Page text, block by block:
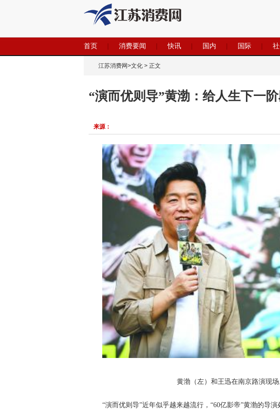
首页 | 消费要闻 | 快讯 | 国内 | 国际 |
江苏消费网>文化 > 正文
“演而优则导”黄渤：给人生下一
来源：
黄渤（左）和王迅在南京路演现
“演而优则导”近年似乎越来越流行，“60亿影帝”黄渤的导